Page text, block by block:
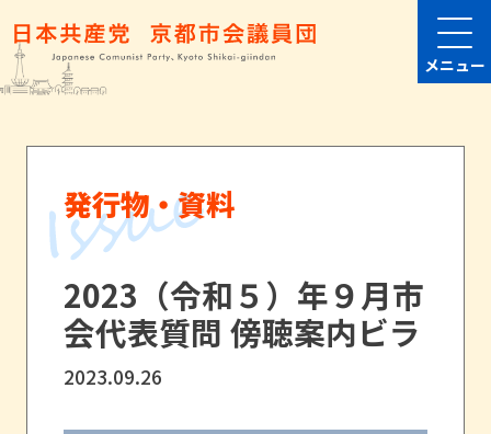
メニュー
発行物・資料
2023（令和５）年９月市
会代表質問 傍聴案内ビラ
2023.09.26